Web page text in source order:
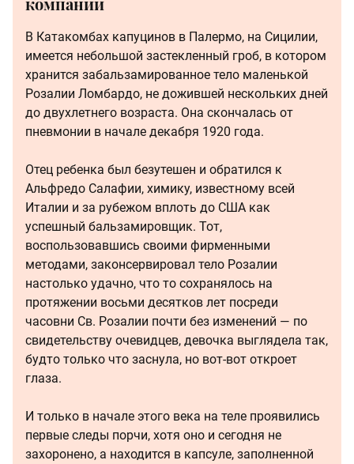
В Катакомбах капуцинов в Палермо, на Сицилии,
имеется небольшой застекленный гроб, в котором
хранится забальзамированное тело маленькой
Розалии Ломбардо, не дожившей нескольких дней
до двухлетнего возраста. Она скончалась от
пневмонии в начале декабря 1920 года.
Отец ребенка был безутешен и обратился к
Альфредо Салафии, химику, известному всей
Италии и за рубежом вплоть до США как
успешный бальзамировщик. Тот,
воспользовавшись своими фирменными
методами, законсервировал тело Розалии
настолько удачно, что то сохранялось на
протяжении восьми десятков лет посреди
часовни Св. Розалии почти без изменений — по
свидетельству очевидцев, девочка выглядела так,
будто только что заснула, но вот-вот откроет
глаза.
И только в начале этого века на теле проявились
первые следы порчи, хотя оно и сегодня не
захоронено, а находится в капсуле, заполненной